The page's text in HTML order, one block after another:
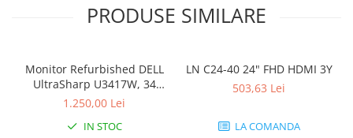
Carcase server
Procesoare server
Sisteme server
Stabilizatoare de tensiune
PRODUSE SIMILARE
Monitor Refurbished DELL
UltraSharp U3417W, 34
inch, Curbat Ultrawide
1.250,00 Lei
IN STOC
LN C24-40 24" FHD HDMI 3Y
503,63 Lei
LA COMANDA